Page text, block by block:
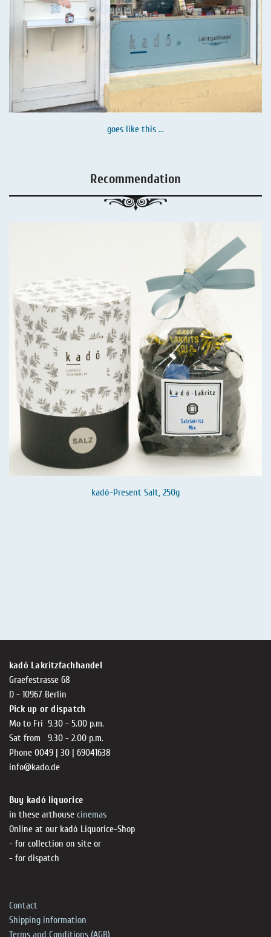
goes like this ...
Recommendation
kadó-Present Salt, 250g
kadó Lakritzfachhandel
Graefestrasse 68
D - 10967 Berlin
Pick up or dispatch
Mo to Fri 9.30 - 5.00 p.m.
Sat from 9.30 - 2.00 p.m.
Phone 0049 | 30 | 69041638
info@kado.de
Buy kadó liquorice
in these arthouse cinemas
Online at our kadó Liquorice-Shop
- for collection on site or
- for dispatch
Contact
Shipping information
Terms and Conditions (AGB)